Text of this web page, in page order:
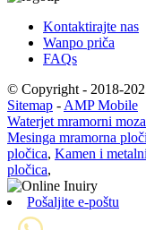
Kontaktirajte nas
Wanpo priča
FAQs
© Copyright - 2018-
Sitemap - AMP Mobile
Waterjet mramorni
Mesinga mramorna
pločica, Kamen i
pločica,
Pošaljite e-poštu